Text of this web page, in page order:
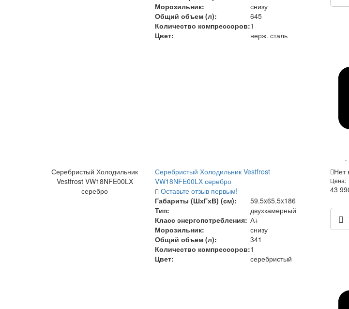
Морозильник:
снизу
Общий объем (л):
645
Количество компрессоров:1
Цвет:
нерж. сталь
Серебристый Холодильник
Vestfrost VW18NFE00LX
серебро
Серебристый Холодильник Vestfrost
VW18NFE00LX серебро
Оставьте отзыв первым!
Габариты (ШхГхВ) (см):
59.5x65.5x186
Тип:
двухкамерный
Класс энергопотребления: А+
Морозильник:
снизу
Общий объем (л):
341
Количество компрессоров:1
Цвет:
серебристый
Нет
Цена:
43